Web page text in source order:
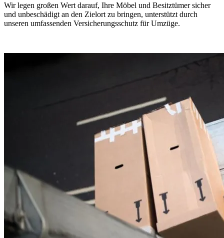
Wir legen großen Wert darauf, Ihre Möbel und Besitztümer sicher
und unbeschädigt an den Zielort zu bringen, unterstützt durch
unseren umfassenden Versicherungsschutz für Umzüge.